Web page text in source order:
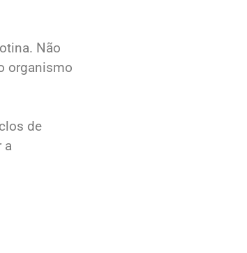
Não
organismo
de
a